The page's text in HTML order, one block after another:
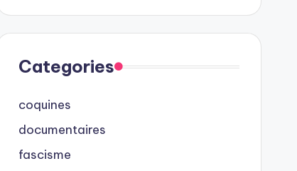
Categories
coquines
documentaires
fascisme